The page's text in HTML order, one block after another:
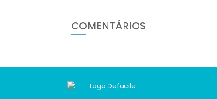
COMENTÁRIOS